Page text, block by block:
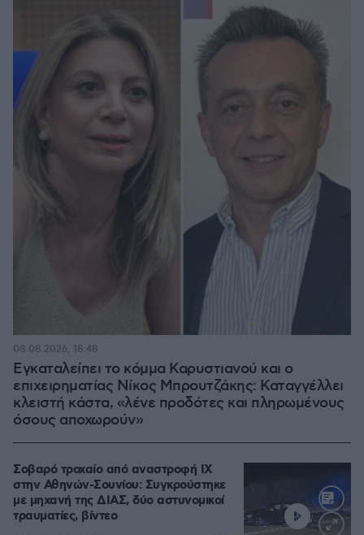
Εγκαταλείπει το κόμμα Καρυστιανού και ο
επιχειρηματίας Νίκος Μπρουτζάκης: Καταγγέλλει
κλειστή κάστα, «λένε προδότες και πληρωμένους
όσους αποχωρούν»
08.08.2026, 18:48
Σοβαρό τροχαίο από αναστροφή ΙΧ
στην Αθηνών-Σουνίου: Συγκρούστηκε
με μηχανή της ΔΙΑΣ, δύο αστυνομικοί
τραυματίες, βίντεο